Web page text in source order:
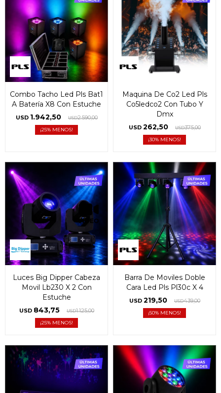
Combo Tacho Led Pls Bat1
A Batería X8 Con Estuche
USD 1.942,50 USD2.590,00
25
Maquina De Co2 Led Pls
Co5ledco2 Con Tubo Y
Dmx
USD 262,50 USD375,00
30
Luces Big Dipper Cabeza
Movil Lb230 X 2 Con
Estuche
USD 843,75 USD1.125,00
25
Barra De Moviles Doble
Cara Led Pls Pl30c X 4
USD 219,50 USD439,00
50